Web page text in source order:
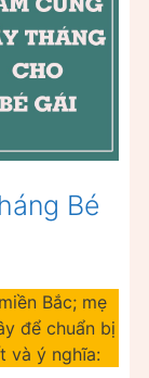
Bé
Bắc; mẹ
để chuẩn bị
và ý nghĩa: